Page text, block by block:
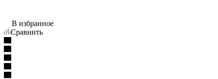
В избранное
Сравнить